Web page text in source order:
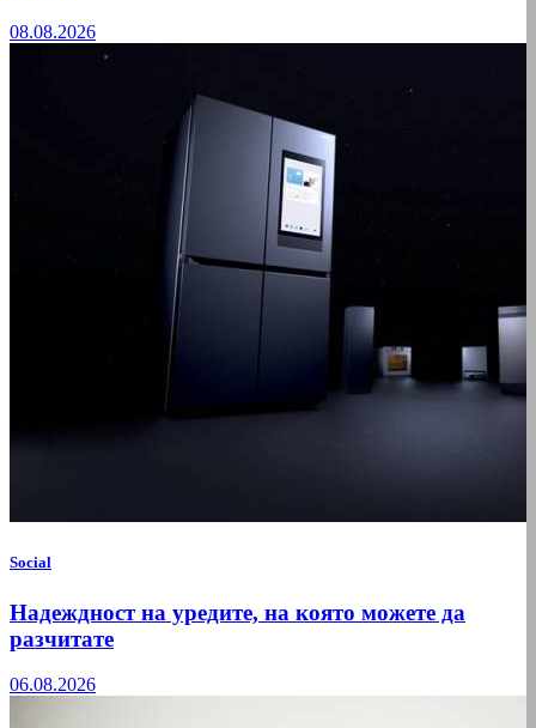
08.08.2026
Social
Надеждност на уредите, на която можете да
разчитате
06.08.2026